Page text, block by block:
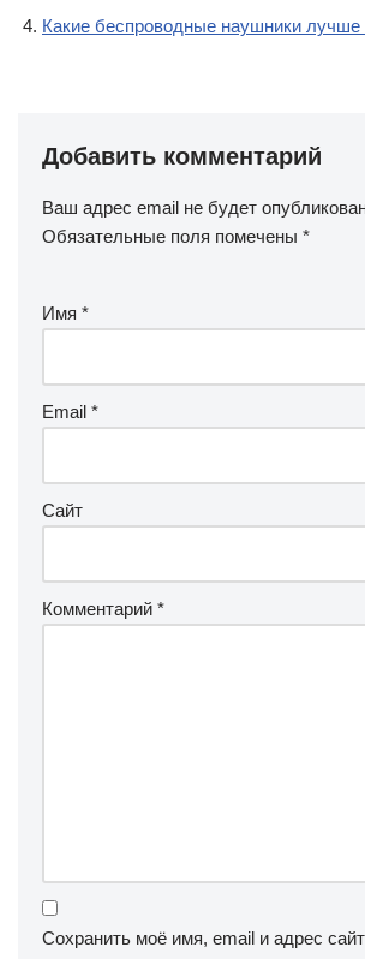
Какие беспроводные наушники
Добавить комментарий
Ваш адрес email не будет
Обязательные поля помечены *
Имя *
Email *
Сайт
Комментарий *
Сохранить моё имя, email и адрес